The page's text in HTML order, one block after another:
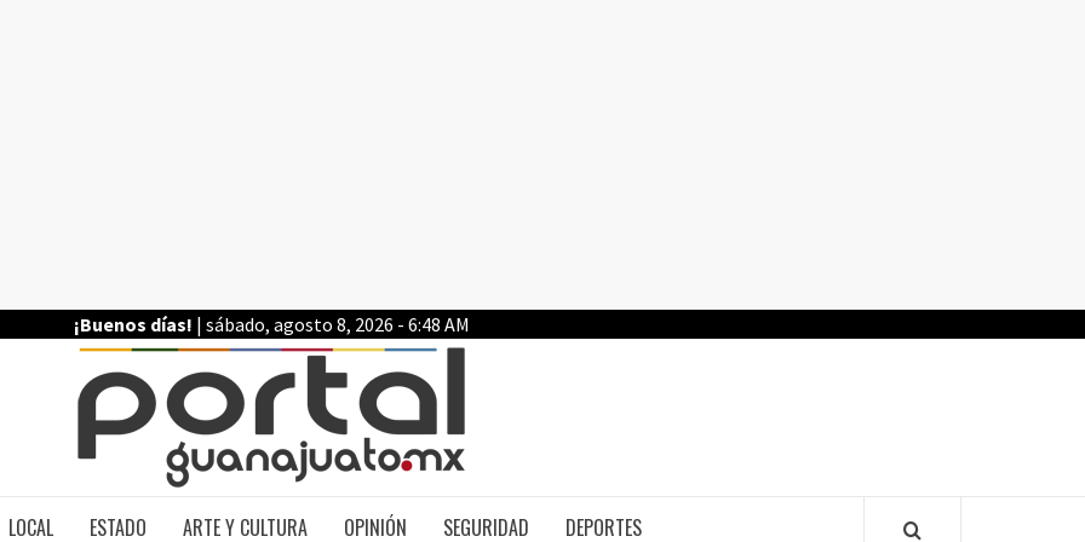
¡Buenos días! | sábado, agosto 8, 2026 - 6:48 AM
LOCAL ESTADO ARTE Y CULTURA OPINIÓN SEGURIDAD DEPORTES